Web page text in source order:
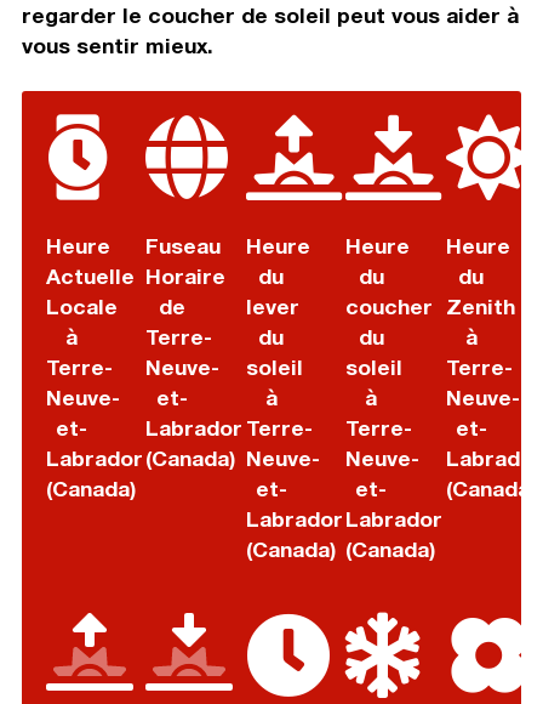
regarder le coucher de soleil peut vous aider à
vous sentir mieux.
Heure
Actuelle
Locale
à
Terre-
Neuve-
et-
Labrador
(Canada)
Fuseau
Horaire
de
Terre-
Neuve-
et-
Labrador
(Canada)
Heure
du
lever
du
soleil
à
Terre-
Neuve-
et-
Labrador
(Canada)
Heure
du
coucher
du
soleil
à
Terre-
Neuve-
et-
Labrador
(Canada)
Heure
du
Zenith
à
Terre-
Neuve-
et-
Labrador
(Canada)